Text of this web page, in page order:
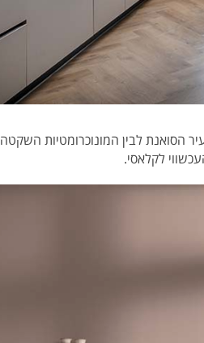
הסואנת לבין המונוכרומטיות השקטה
לקלאסי.